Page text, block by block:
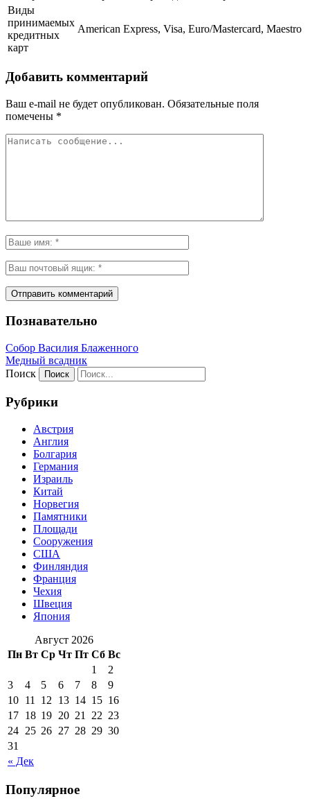
Виды
принимаемых
кредитных
карт
American Express, Visa, Euro/Mastercard, Maestro
Добавить комментарий
Ваш e-mail не будет опубликован. Обязательные поля
помечены *
Познавательно
Собор Василия Блаженного
Медный всадник
Поиск
Рубрики
Австрия
Англия
Болгария
Германия
Израиль
Китай
Норвегия
Памятники
Площади
Сооружения
США
Финляндия
Франция
Чехия
Швеция
Япония
Август 2026
Пн Вт Ср Чт Пт Сб Вс
« Дек
1
2
3
4 5 6 7 8
9
10 11 12 13 14 15 16
17 18 19 20 21 22 23
24 25 26 27 28 29 30
31
Популярное